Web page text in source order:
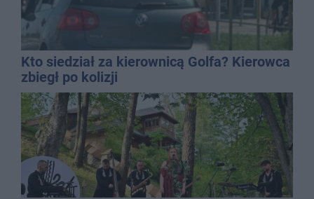
Kto siedział za kierownicą Golfa? Kierowca
zbiegł po kolizji